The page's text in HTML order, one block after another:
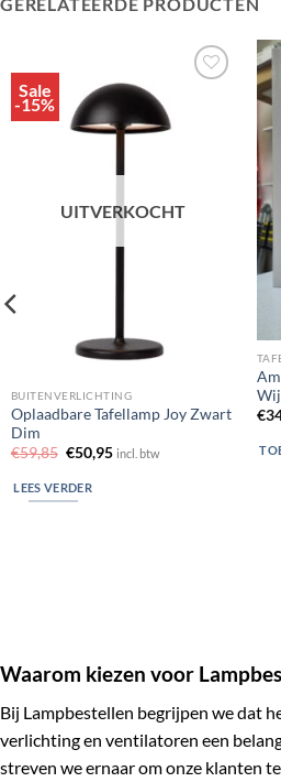
GERELATEERDE PRODUCTEN
Sale
-15%
verlanglijst
UITVERKOCHT
BUITENVERLICHTING
Oplaadbare Tafellamp Joy Zwart
Dim
€59,85 Oorspronkelijke
prijs
was:
€59,85.
€50,95Huidige
incl. btw
LEES VERDER
€
Waarom kiezen voor
Bij Lampbestellen begrijpen we dat
verlichting en ventilatoren een
streven we ernaar om onze klanten